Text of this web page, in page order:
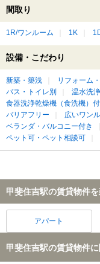
間取り
1R/ワンルーム 1K
設備・こだわり
新築・築浅 リフォーム
バス・トイレ別
温水洗
食器洗浄乾燥機（食洗機）付
バリアフリー
広いワン
ベランダ・バルコニー付き
ペット可・ペット相談可
甲斐住吉駅の賃貸物件
アパート
甲斐住吉駅の賃貸物件